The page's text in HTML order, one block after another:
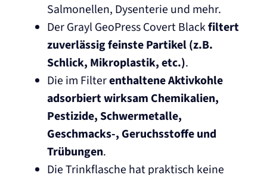
Salmonellen, Dysenterie und mehr.
Der Grayl GeoPress Covert Blackfiltert
zuverlässig feinste Partikel (z.B.
Schlick, Mikroplastik, etc.).
Die im Filterenthaltene Aktivkohle
adsorbiert wirksam Chemikalien,
Pestizide, Schwermetalle,
Geschmacks-, Geruchsstoffe und
Trübungen.
Die Trinkflasche hat praktisch keine